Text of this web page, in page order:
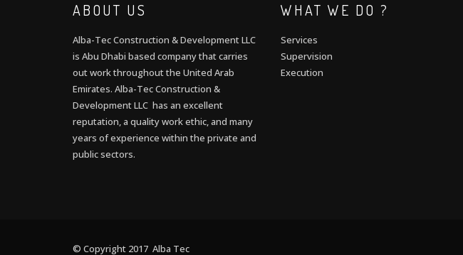
ABOUT US
Alba-Tec Construction & Development LLC
is Abu Dhabi based company that carries
out work throughout the United Arab
Emirates. Alba-Tec Construction &
Development LLC has an excellent
reputation, a quality work ethic, and many
years of experience within the private and
public sectors.
WHAT WE DO ?
Services
Supervision
Execution
© Copyright 2017 Alba Tec